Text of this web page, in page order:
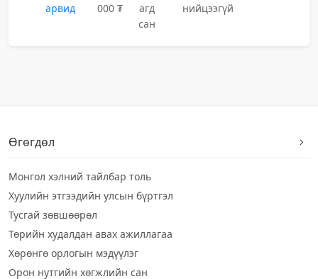
арвид
000 ₮
агд
сан
нийцээгүй
Өгөгдөл
Монгол хэлний тайлбар толь
Хуулийн этгээдийн улсын бүртгэл
Тусгай зөвшөөрөл
Төрийн худалдан авах ажиллагаа
Хөрөнгө орлогын мэдүүлэг
Орон нутгийн хөгжлийн сан